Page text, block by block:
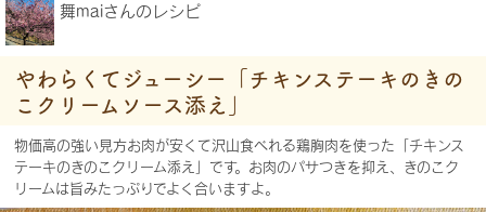
舞maiさんのレシピ
やわらくてジューシー「チキンステーキのきの
こクリームソース添え」
物価高の強い見方お肉が安くて沢山食べれる鶏胸肉を使った「チキンス
テーキのきのこクリーム添え」です。お肉のパサつきを抑え、きのこク
リームは旨みたっぷりでよく合いますよ。